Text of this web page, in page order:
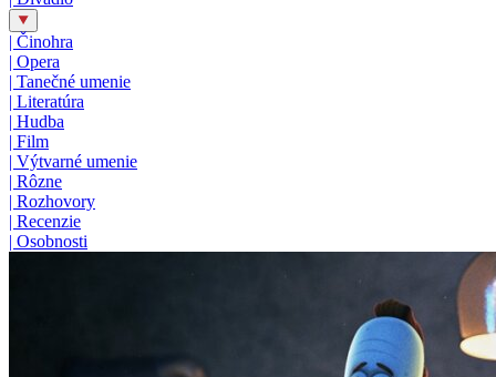
| Činohra
| Opera
| Tanečné umenie
| Literatúra
| Hudba
| Film
| Výtvarné umenie
| Rôzne
| Rozhovory
| Recenzie
| Osobnosti